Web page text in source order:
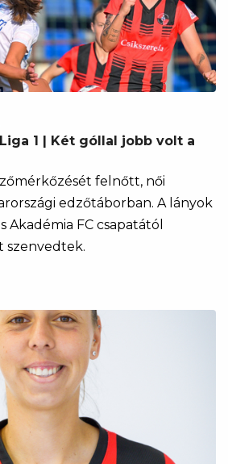
1 | Két góllal jobb volt a
felnőtt, női
edzőtáborban. A lányok
Akadémia FC csapatától
szenvedtek.